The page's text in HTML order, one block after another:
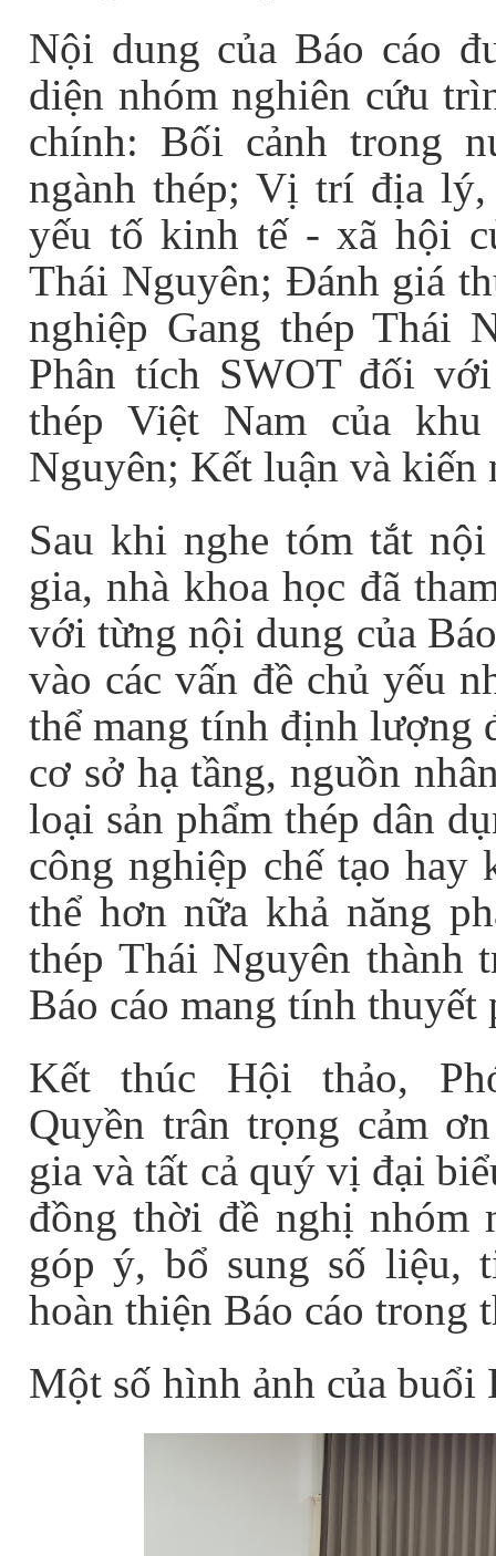
Nội dung của Báo cáo
diện nhóm nghiên cứu
chính: Bối cảnh trong
ngành thép; Vị trí địa lý,
yếu tố kinh tế - xã hội
Thái Nguyên; Đánh giá
nghiệp Gang thép Thái
Phân tích SWOT đối
thép Việt Nam của
Nguyên; Kết luận và kiến
Sau khi nghe tóm tắt
gia, nhà khoa học đã
với từng nội dung của
vào các vấn đề chủ yếu
thể mang tính định lượng
cơ sở hạ tầng, nguồn
loại sản phẩm thép dân
công nghiệp chế tạo hay
thể hơn nữa khả năng
thép Thái Nguyên thành
Báo cáo mang tính
Kết thúc Hội thảo,
Quyền trân trọng cảm
gia và tất cả quý vị đại
đồng thời đề nghị nhóm
góp ý, bổ sung số liệu,
hoàn thiện Báo cáo trong
Một số hình ảnh của buổi